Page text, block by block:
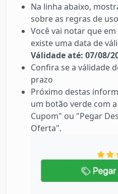
Na linha abaixo,
sobre as regras de
Você vai notar que
existe uma data de
Válidade até: 07/08/
Confira se a válidade
prazo
Próximo destas
um botão verde com
Cupom" ou "Pegar
Oferta".